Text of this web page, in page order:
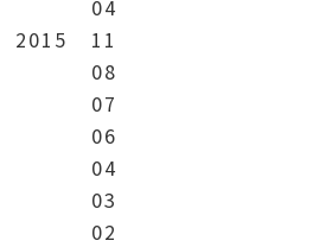
04
2015
11
08
07
06
04
03
02